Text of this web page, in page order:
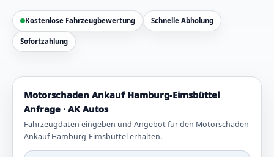
Kostenlose Fahrzeugbewertung Schnelle Abholung
Sofortzahlung
Motorschaden Ankauf Hamburg-Eimsbüttel
Anfrage · AK Autos
Fahrzeugdaten eingeben und Angebot für den Motorschaden
Ankauf Hamburg-Eimsbüttel erhalten.